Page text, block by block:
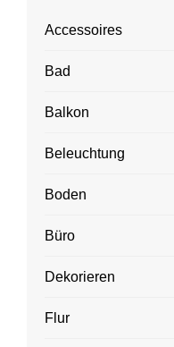
Accessoires
Bad
Balkon
Beleuchtung
Boden
Büro
Dekorieren
Flur